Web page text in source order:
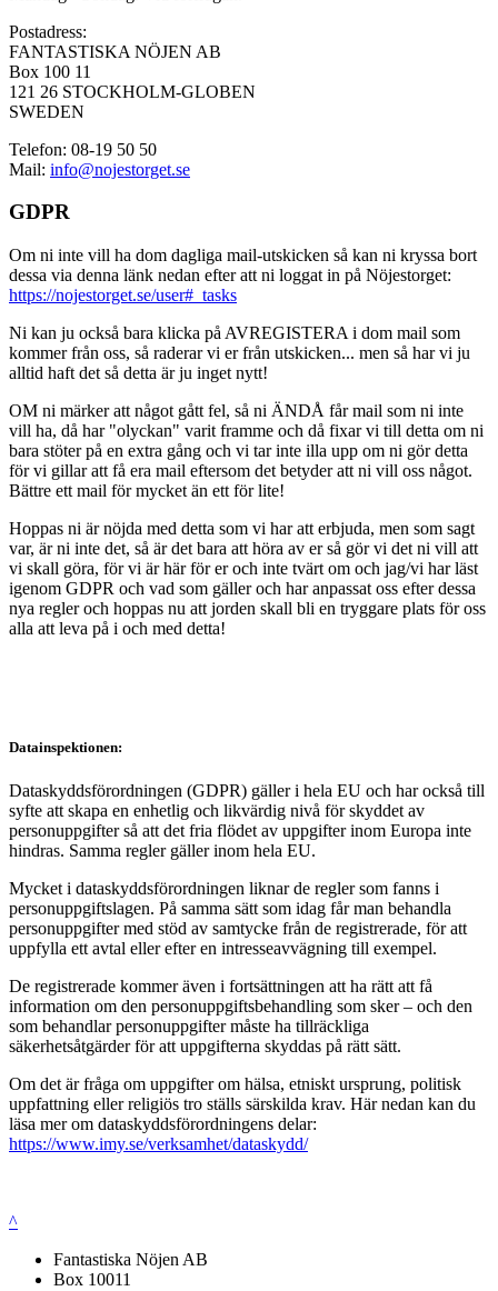
Postadress:
FANTASTISKA NÖJEN AB
Box 100 11
121 26 STOCKHOLM-GLOBEN
SWEDEN
Telefon: 08-19 50 50
Mail: info@nojestorget.se
GDPR
Om ni inte vill ha dom dagliga mail-utskicken så kan ni kryssa bort
dessa via denna länk nedan efter att ni loggat in på Nöjestorget:
https://nojestorget.se/user#_tasks
Ni kan ju också bara klicka på AVREGISTERA i dom mail som
kommer från oss, så raderar vi er från utskicken... men så har vi ju
alltid haft det så detta är ju inget nytt!
OM ni märker att något gått fel, så ni ÄNDÅ får mail som ni inte
vill ha, då har "olyckan" varit framme och då fixar vi till detta om ni
bara stöter på en extra gång och vi tar inte illa upp om ni gör detta
för vi gillar att få era mail eftersom det betyder att ni vill oss något.
Bättre ett mail för mycket än ett för lite!
Hoppas ni är nöjda med detta som vi har att erbjuda, men som sagt
var, är ni inte det, så är det bara att höra av er så gör vi det ni vill att
vi skall göra, för vi är här för er och inte tvärt om och jag/vi har läst
igenom GDPR och vad som gäller och har anpassat oss efter dessa
nya regler och hoppas nu att jorden skall bli en tryggare plats för oss
alla att leva på i och med detta!
Datainspektionen:
Dataskyddsförordningen (GDPR) gäller i hela EU och har också till
syfte att skapa en enhetlig och likvärdig nivå för skyddet av
personuppgifter så att det fria flödet av uppgifter inom Europa inte
hindras. Samma regler gäller inom hela EU.
Mycket i dataskyddsförordningen liknar de regler som fanns i
personuppgiftslagen. På samma sätt som idag får man behandla
personuppgifter med stöd av samtycke från de registrerade, för att
uppfylla ett avtal eller efter en intresseavvägning till exempel.
De registrerade kommer även i fortsättningen att ha rätt att få
information om den personuppgiftsbehandling som sker – och den
som behandlar personuppgifter måste ha tillräckliga
säkerhetsåtgärder för att uppgifterna skyddas på rätt sätt.
Om det är fråga om uppgifter om hälsa, etniskt ursprung, politisk
uppfattning eller religiös tro ställs särskilda krav. Här nedan kan du
läsa mer om dataskyddsförordningens delar:
https://www.imy.se/verksamhet/dataskydd/
^
Fantastiska Nöjen AB
Box 10011